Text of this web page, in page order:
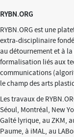
RYBN.ORG
RYBN.ORG est une
extra-disciplinaire
au détournement et à
formalisation liés aux
communications
le champ des arts
Les travaux de
Séoul, Montréal, New
Gaîté lyrique, au ZKM,
Paume, à iMAL, au